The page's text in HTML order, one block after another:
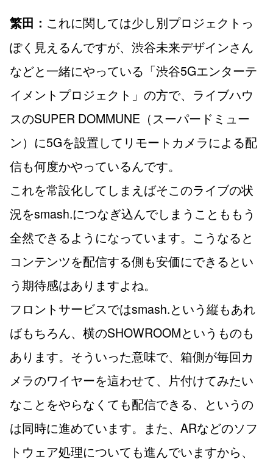
繁田： これに関しては少し別プロジェクトっ
ぽく見えるんですが、渋谷未来デザインさん
などと一緒にやっている「渋谷5Gエンターテ
イメントプロジェクト」の方で、ライブハウ
スのSUPER DOMMUNE（スーパードミュー
ン）に5Gを設置してリモートカメラによる配
信も何度かやっているんです。
これを常設化してしまえばそこのライブの状
況をsmash.につなぎ込んでしまうことももう
全然できるようになっています。こうなると
コンテンツを配信する側も安価にできるとい
う期待感はありますよね。
フロントサービスではsmash.という縦もあれ
ばもちろん、横のSHOWROOMというものも
あります。そういった意味で、箱側が毎回カ
メラのワイヤーを這わせて、片付けてみたい
なことをやらなくても配信できる、というの
は同時に進めています。また、ARなどのソフ
トウェア処理についても進んでいますから、